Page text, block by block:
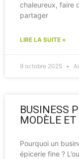
chaleureux, faire
partager
LIRE LA SUITE »
9 octobre 2025
BUSINESS
MODÈLE
Pourquoi un
épicerie fine ?